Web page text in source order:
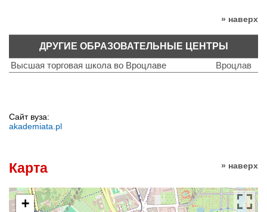
» наверх
ДРУГИЕ ОБРАЗОВАТЕЛЬНЫЕ ЦЕНТРЫ
Высшая торговая школа во Вроцлаве
Вроцлав
Сайт вуза:
akademiata.pl
» наверх
Карта
+